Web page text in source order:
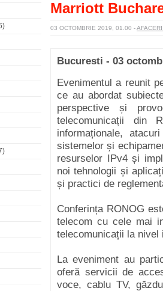
Marriott
03 OCTOMBRIE 2019, 01.00 -
Bucuresti - 03
Evenimentul a reunit
ce au abordat
perspective și
telecomunicații din
informaționale,
sistemelor și
resurselor IPv4 și
noi tehnologii și
și practici de
Conferința RONOG
telecom cu cele mai
telecomunicații la nivel
La eveniment au
oferă servicii de
voce, cablu TV,